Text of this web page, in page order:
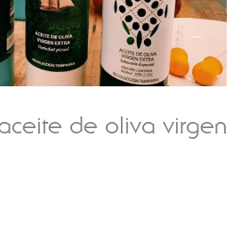
de oliva virgen